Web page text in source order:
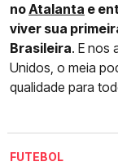
noAtalanta e
viver sua
Brasileira. E nos
Unidos, o meia
qualidade para
FUTEBOL